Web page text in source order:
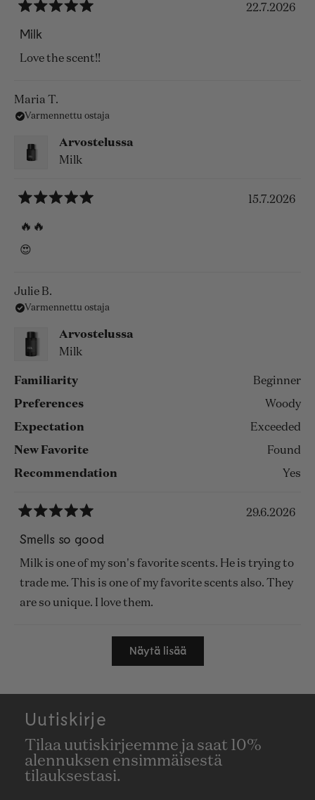
5
/
5
tähteä
22.7.2026
Milk
Love the scent!!
Maria T.
Varmennettu ostaja
Arvostelussa
Milk
5
5
tähteä
15.7.2026
🔥🔥
😍
Julie B.
Varmennettu ostaja
Arvostelussa
Milk
Familiarity Beginner
Preferences Woody
Expectation Exceeded
New Favorite Found
Recommendation Yes
5
/
5
tähteä
29.6.2026
Smells so good
Milk is one of my son's favorite scents. He is trying to
trade me. This is one of my favorite scents also. They
are so unique. I love them.
Ladataan...
Näytä lisää
Uutiskirje
Tilaa uutiskirjeemme ja saat 10%
alennuksen ensimmäisestä
tilauksestasi.